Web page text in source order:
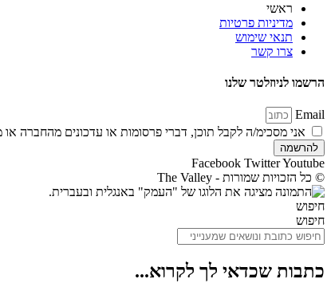
ראשי
מדיניות פרטיות
תנאי שימוש
צרו קשר
הרשמו לניוזלטר שלנו
Email
אני מסכימ/ה לקבל תוכן, דברי פרסומות או עדכונים מהחברה או
להרשמה
Facebook TwitterYoutube
© כל הזכויות שמורות - The Valley
חיפוש
חיפוש
כתבות שכדאי לך לקרוא...